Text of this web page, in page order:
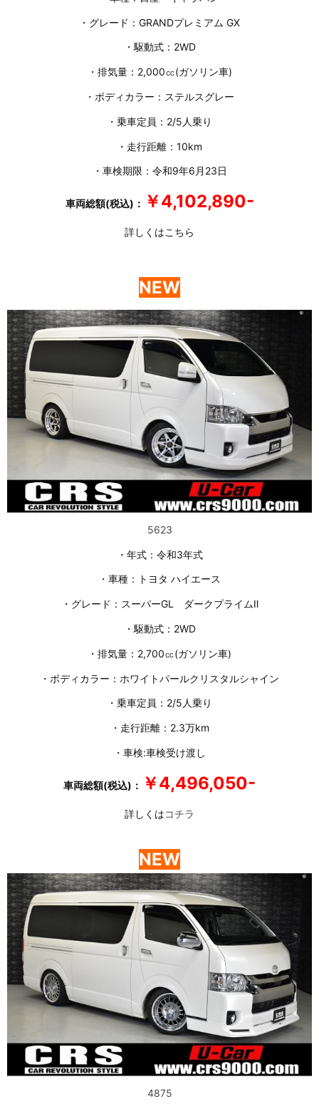
・グレード：GRANDプレミアム GX
・駆動式：2WD
・排気量：2,000㏄(ガソリン車)
・ボディカラー：ステルスグレー
・乗車定員：2/5人乗り
・走行距離：10km
・車検期限：令和9年6月23日
車両総額(税込)： ￥4,102,890-
詳しくはこちら
NEW
5623
・年式：令和3年式
・車種：トヨタ ハイエース
・グレード：スーパーGL ダークプライムⅡ
・駆動式：2WD
・排気量：2,700㏄(ガソリン車)
・ボディカラー：ホワイトパールクリスタルシャイン
・乗車定員：2/5人乗り
・走行距離：2.3万km
・車検:車検受け渡し
車両総額(税込)： ￥4,496,050-
詳しくはコチラ
NEW
4875